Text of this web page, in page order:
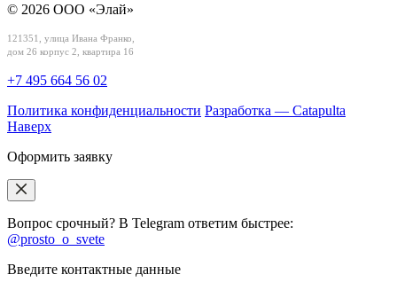
© 2026 ООО «Элай»
121351, улица Ивана Франко,
дом 26 корпус 2, квартира 16
+7 495 664 56 02
Политика конфиденциальности Разработка — Catapulta
Наверх
Оформить заявку
Вопрос срочный? В Telegram ответим быстрее:
@prosto_o_svete
Введите контактные данные